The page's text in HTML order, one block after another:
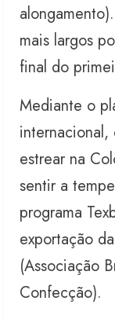
mais largos
final do
Mediante o
estrear na
sentir a
programa
exportação
(Associação
Confecção).